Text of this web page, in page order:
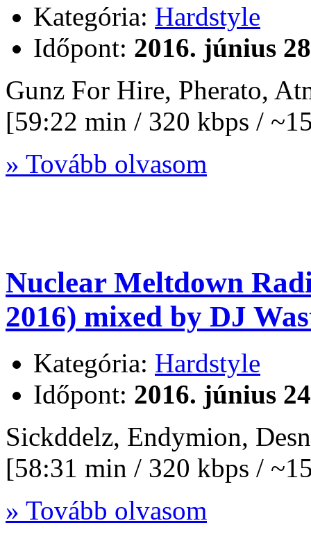
Kategória: Hardstyle
Időpont: 2016. június
Gunz For Hire, Pherato,
[59:22 min / 320 kbps /
» Tovább olvasom
Nuclear Meltdown
2016) mixed by DJ
Kategória: Hardstyle
Időpont: 2016. június
Sickddelz, Endymion,
[58:31 min / 320 kbps /
» Tovább olvasom